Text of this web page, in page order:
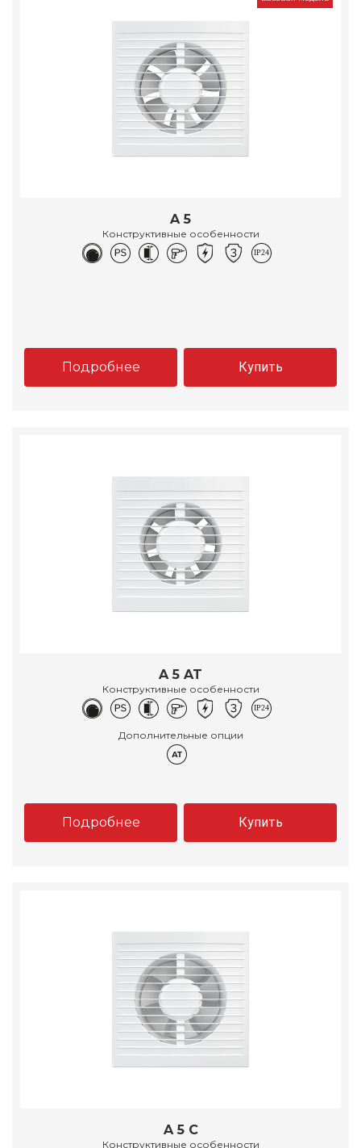
A 5
Конструктивные особенности
Подробнее Купить
A 5 AT
Конструктивные особенности
Дополнительные опции
Подробнее Купить
A 5 C
Конструктивные особенности